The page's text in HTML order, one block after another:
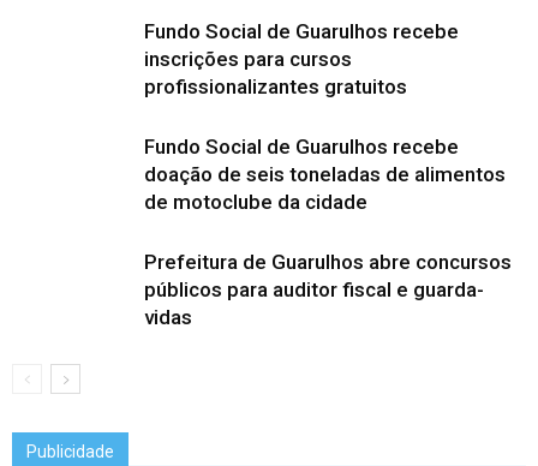
Fundo Social de Guarulhos recebe
inscrições para cursos
profissionalizantes gratuitos
Fundo Social de Guarulhos recebe
doação de seis toneladas de alimentos
de motoclube da cidade
Prefeitura de Guarulhos abre concursos
públicos para auditor fiscal e guarda-
vidas
Publicidade